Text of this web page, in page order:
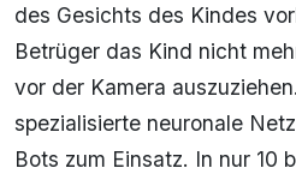
des Gesichts des Kindes
Betrüger das Kind nicht
vor der Kamera
spezialisierte neuronale
Bots zum Einsatz. In nur 10